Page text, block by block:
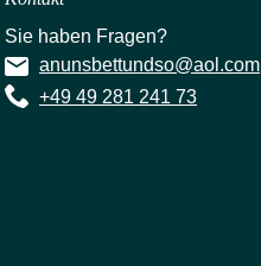
Sie haben Fragen?
anunsbettundso@aol.com
+49 49 281 241 73